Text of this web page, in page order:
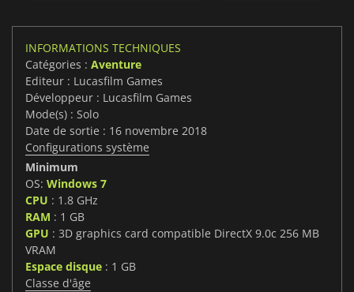
INFORMATIONS TECHNIQUES
Catégories : Aventure
Editeur : Lucasfilm Games
Développeur : Lucasfilm Games
Mode(s) : Solo
Date de sortie : 16 novembre 2018
Configurations système
Minimum
OS: Windows 7
CPU : 1.8 GHz
RAM : 1 GB
GPU : 3D graphics card compatible DirectX 9.0c 256 MB
VRAM
Espace disque : 1 GB
Classe d'âge